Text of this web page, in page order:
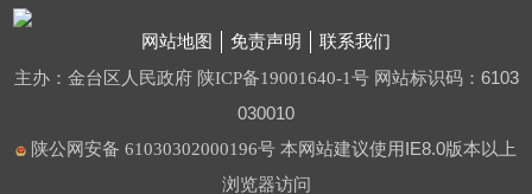
网站地图 免责声明 联系我们
主办：金台区人民政府 陕ICP备19001640-1号 网站标识码：6103
030010
陕公网安备 61030302000196号 本网站建议使用IE8.0版本以上
浏览器访问